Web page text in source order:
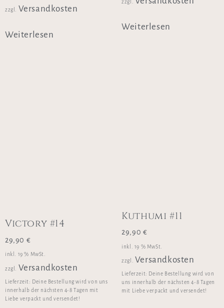
zzgl. Versandkosten
Weiterlesen
zzgl.
Weiterlesen
Victory #14
29,90 €
inkl. 19 % MwSt.
zzgl. Versandkosten
Lieferzeit: Deine Bestellung wird von uns
innerhalb der nächsten 4-8 Tagen mit
Liebe verpackt und versendet!
Kuthumi #11
29,90 €
inkl. 19 % MwSt.
zzgl. Versandkosten
Lieferzeit: Deine Bestellung wird von
uns innerhalb der nächsten 4-8 Tagen
mit Liebe verpackt und versendet!